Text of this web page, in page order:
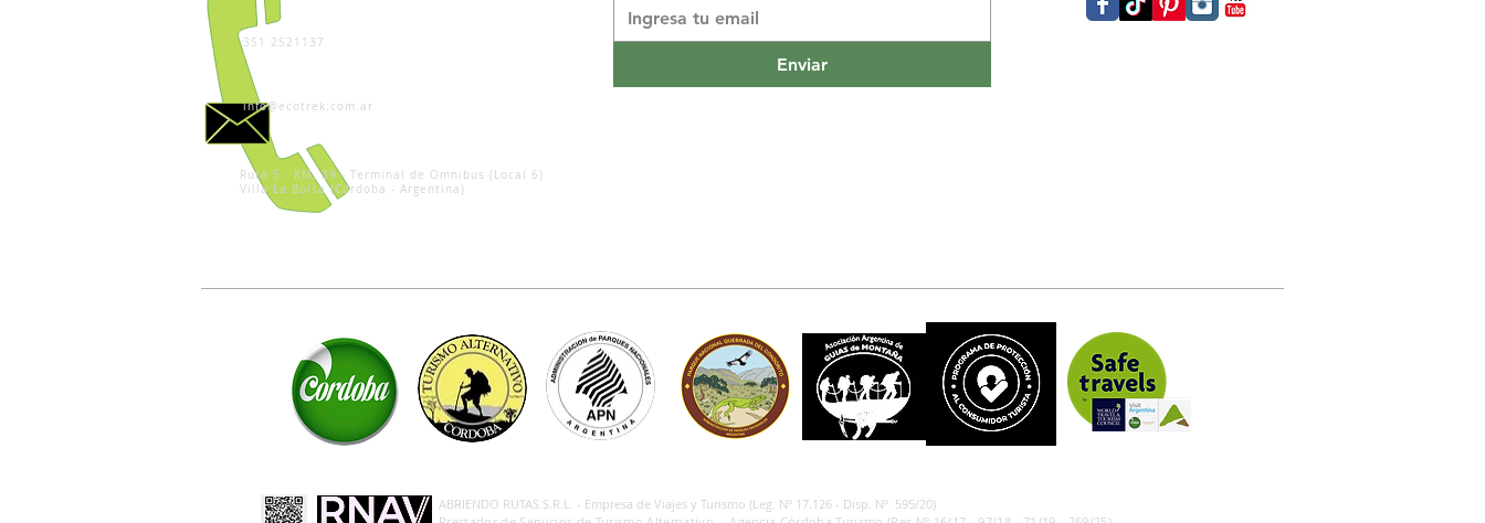
351 2521137
info@ecotrek.com.ar
Ruta 5 - KM. 39 - Terminal de Omnibus (Local 6)
Villa La Bolsa (Córdoba - Argentina)
Enviar
ABRIENDO RUTAS S.R.L. - Empresa de Viajes y Turismo (Leg. Nº 17.126 - Disp. Nº 595/20)